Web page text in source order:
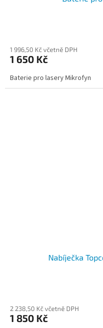
1 996,50 Kč včetně DPH
1 650 Kč
Baterie pro lasery Mikrofyn
Nabíječka
2 238,50 Kč včetně DPH
1 850 Kč